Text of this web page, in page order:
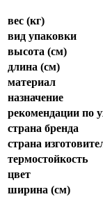
вес (кг)
вид упаковки
высота (см)
длина (см)
материал
назначение
рекомендации по
страна бренда
страна
термостойкость
цвет
ширина (см)